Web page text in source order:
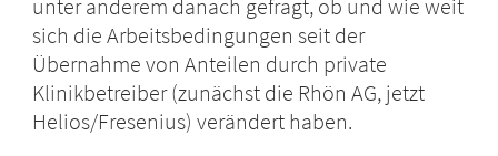
unter anderem danach gefragt, ob und wie weit
sich die Arbeitsbedingungen seit der
Übernahme von Anteilen durch private
Klinikbetreiber (zunächst die Rhön AG, jetzt
Helios/Fresenius) verändert haben.